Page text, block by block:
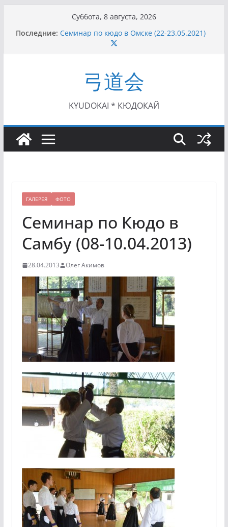
содержимому
Суббота, 8 августа, 2026
Последние: Семинар по кюдо в Омске (22-23.05.2021)
Чемпионат Росcии, Дёмино (2-5.09.2021)
II Кубок Посла Японии в России по Кюдо,
Орёл (25.07.2021)
I этап Кубка Московской области по Кюдо /
Сейдокан II (27.06.2021)
弓道会
KYUDOKAI * КЮДОКАЙ
ГАЛЕРЕЯ ФОТО
Семинар по Кюдо в
Самбу (08-10.04.2013)
28.04.2013 Олег Акимов